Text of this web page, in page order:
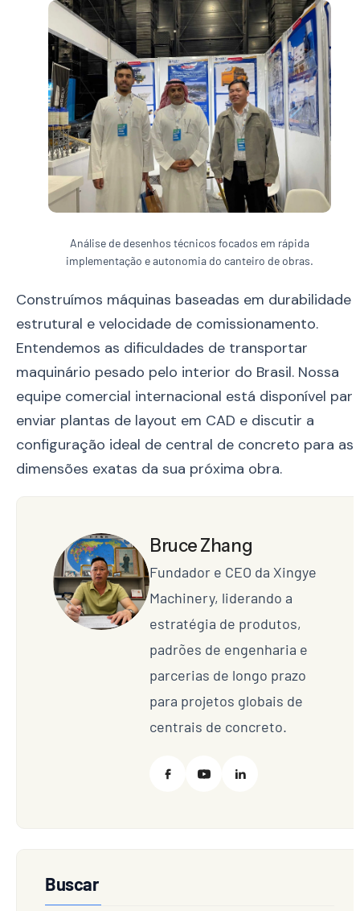
Análise de desenhos técnicos focados em rápida
implementação e autonomia do canteiro de obras.
Construímos máquinas baseadas em durabilidade
estrutural e velocidade de comissionamento.
Entendemos as dificuldades de transportar
maquinário pesado pelo interior do Brasil. Nossa
equipe comercial internacional está disponível para
enviar plantas de layout em CAD e discutir a
configuração ideal de central de concreto para as
dimensões exatas da sua próxima obra.
Bruce Zhang
Fundador e CEO da Xingye
Machinery, liderando a
estratégia de produtos,
padrões de engenharia e
parcerias de longo prazo
para projetos globais de
centrais de concreto.
Buscar